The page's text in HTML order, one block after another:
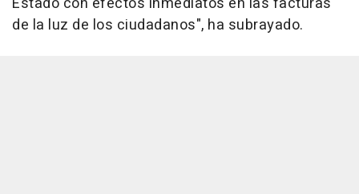
de la luz de los ciudadanos", ha subrayado.